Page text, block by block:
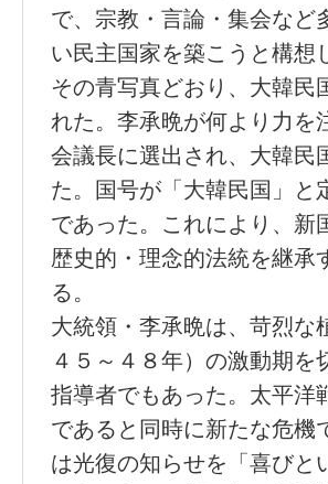
で、宗教・言論・集会など
い民主国家を築こうと構想
その青写真どおり、大韓民
れた。李承晩が何より力を
会議長に選出され、大韓民
た。国号が「大韓民国」と
であった。これにより、新
歴史的・理念的法統を継承
る。
大統領・李承晩は、苛烈な
４５～４８年）の激動期
指導者でもあった。太平洋
であると同時に新たな危機
は光復の知らせを「喜びと